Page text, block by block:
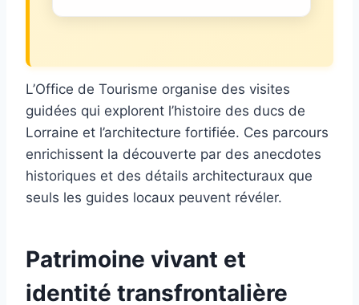
L’Office de Tourisme organise des visites
guidées qui explorent l’histoire des ducs de
Lorraine et l’architecture fortifiée. Ces parcours
enrichissent la découverte par des anecdotes
historiques et des détails architecturaux que
seuls les guides locaux peuvent révéler.
Patrimoine vivant et
identité transfrontalière